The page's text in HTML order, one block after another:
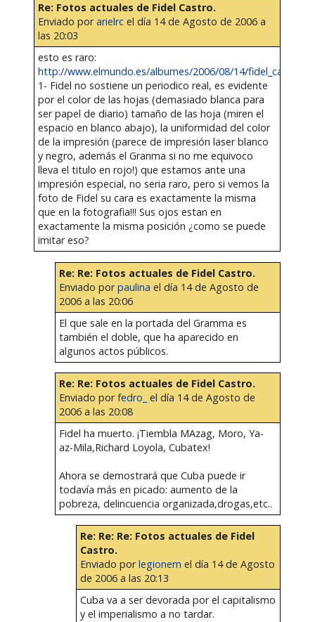
Re: Fotos actuales de Fidel Castro.
Enviado porarielrcel día 14 de Agosto de 2006 a
las 20:03
esto es raro:
http://www.elmundo.es/albumes/2006/08/14/fidel_cas...
1- Fidel no sostiene un periodico real, es evidente
por el color de las hojas (demasiado blanca para
ser papel de diario) tamaño de las hoja (miren el
espacio en blanco abajo), la uniformidad del color
de la impresión (parece de impresión laser blanco
y negro, además el Granma si no me equivoco
lleva el titulo en rojo!) que estamos ante una
impresión especial, no seria raro, pero si vemos la
foto de Fidel su cara es exactamente la misma
que en la fotografia!!! Sus ojos estan en
exactamente la misma posición ¿como se puede
imitar eso?
Re: Re: Fotos actuales de Fidel Castro.
Enviado porpaulina el día 14 de Agosto de
2006 a las 20:06
El que sale en la portada del Gramma es
también el doble, que ha aparecido en
algunos actos públicos.
Re: Re: Fotos actuales de Fidel Castro.
Enviado porfedro_ el día 14 de Agosto de
2006 a las 20:08
Fidel ha muerto. ¡Tiembla MAzag, Moro, Ya-
az-Mila,Richard Loyola, Cubatex!
Ahora se demostrará que Cuba puede ir
todavía más en picado: aumento de la
pobreza, delincuencia organizada,drogas,etc..
Re: Re: Re: Fotos actuales de Fidel
Castro.
Enviado porlegionem el día 14 de Agosto
de 2006 a las 20:13
Cuba va a ser devorada por el capitalismo
y el imperialismo a no tardar.